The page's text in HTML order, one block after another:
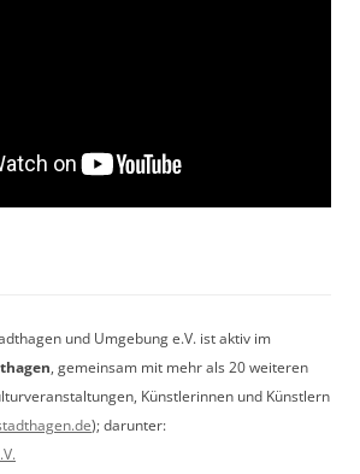
und Umgebung e.V. ist aktiv im
, gemeinsam mit mehr als 20 weiteren
Künstlerinnen und Künstlern
); darunter: